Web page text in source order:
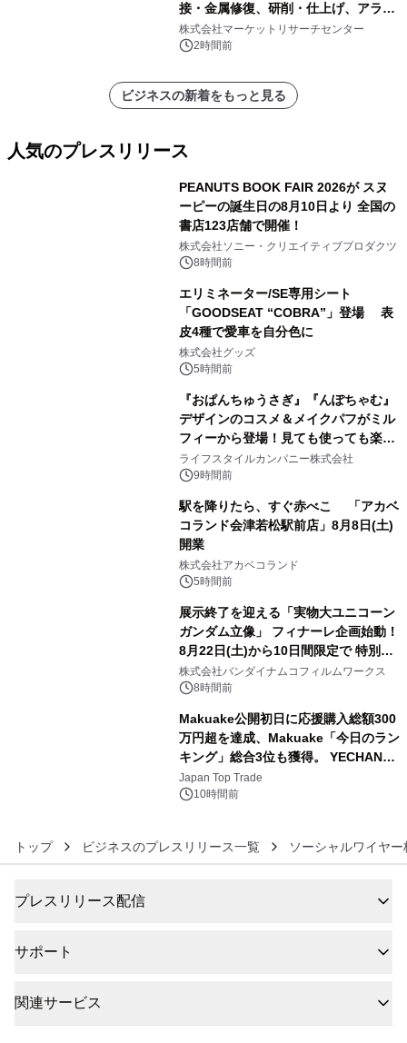
接・金属修復、研削・仕上げ、アライ
メント、その他）・分析レポートを発
表
株式会社マーケットリサーチセンター
2時間前
ビジネスの新着をもっと見る
人気のプレスリリース
PEANUTS BOOK FAIR 2026が スヌ
ーピーの誕生日の8月10日より 全国の
書店123店舗で開催！
株式会社ソニー・クリエイティブプロダクツ
8時間前
エリミネーター/SE専用シート
「GOODSEAT “COBRA”」登場 表
皮4種で愛車を自分色に
株式会社グッズ
5時間前
『おぱんちゅうさぎ』『んぽちゃむ』
デザインのコスメ＆メイクパフがミル
フィーから登場！見ても使っても楽し
い、ポップでキュートなコレクショ
ン。
ライフスタイルカンパニー株式会社
9時間前
駅を降りたら、すぐ赤べこ 「アカベ
コランド会津若松駅前店」8月8日(土)
開業
株式会社アカベコランド
5時間前
展示終了を迎える「実物大ユニコーン
ガンダム立像」 フィナーレ企画始動！
8月22日(土)から10日間限定で 特別映
像『UNICORN GUNDAM Statue ―
BEYOND POSSIBILITY ―』を上映！
株式会社バンダイナムコフィルムワークス
8時間前
Makuake公開初日に応援購入総額300
万円超を達成、Makuake「今日のラン
キング」総合3位も獲得。 YECHAN音
浴シンギングボウル第2弾の大型サイ
ズ（XL・2XL・3XL）を先行販売中
Japan Top Trade
10時間前
トップ ビジネスのプレスリリース一覧 ソーシャルワイヤ
プレスリリース配信
サポート
関連サービス